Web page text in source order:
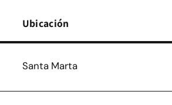
Ubicación
Santa Marta